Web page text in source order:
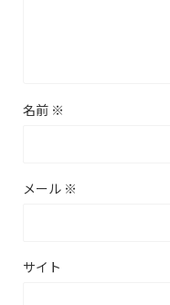
名前 ※
メール ※
サイト